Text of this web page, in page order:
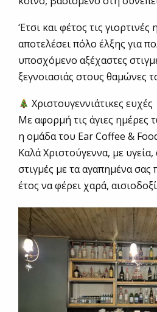
‘Ετσι και φέτος τις
αποτελέσει πόλο έλξης για
υποσχόμενο αξέχαστες
ξεγνοιασιάς στους θαμώνες
Χριστουγεννιάτικες ευχές
Με αφορμή τις άγιες ημέρες
η ομάδα του Ear Coffee &
Καλά Χριστούγεννα, με
στιγμές με τα αγαπημένα
έτος να φέρει χαρά,